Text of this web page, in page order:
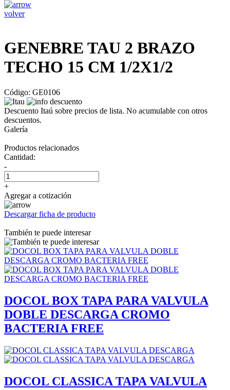
volver
GENEBRE TAU 2 BRAZO
TECHO 15 CM 1/2X1/2
Código: GE0106
Descuento Itaú sobre precios de lista. No acumulable con otros
descuentos.
Galería
Productos relacionados
Cantidad:
-
+
Agregar a cotización
Descargar ficha de producto
También te puede interesar
DOCOL BOX TAPA PARA VALVULA
DOBLE DESCARGA CROMO
BACTERIA FREE
DOCOL CLASSICA TAPA VALVULA